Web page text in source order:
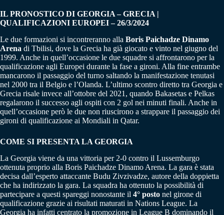
IL PRONOSTICO DI GEORGIA – GRECIA |
QUALIFICAZIONI EUROPEI – 26/3/2024
Le due formazioni si incontreranno alla Boris Paichadze Dinamo
Arena di Tbilisi, dove la Grecia ha già giocato e vinto nel giugno del
1999. Anche in quell’occasione le due squadre si affrontarono per la
qualificazione agli Europei durante la fase a gironi. Alla fine entrambe
mancarono il passaggio del turno saltando la manifestazione tenutasi
nel 2000 tra il Belgio e l’Olanda. L’ultimo scontro diretto tra Georgia e
Grecia risale invece all’ottobre del 2021, quando Bakasetas e Pelkas
regalarono il successo agli ospiti con 2 gol nei minuti finali. Anche in
quell’occasione però le due non riuscirono a strappare il passaggio dei
gironi di qualificazione ai Mondiali in Qatar.
COME SI PRESENTA LA GEORGIA
La Georgia viene da una vittoria per 2-0 contro il Lussemburgo
ottenuta proprio alla Boris Paichadze Dinamo Arena. La gara è stata
decisa dall’esperto attaccante Budu Zivzivadze, autore della doppietta
che ha indirizzato la gara. La squadra ha ottenuto la possibilità di
partecipare a questi spareggi nonostante il 4° posto nel girone di
qualificazione grazie ai risultati maturati in Nations League. La
Georgia ha infatti centrato la promozione in League B dominando il